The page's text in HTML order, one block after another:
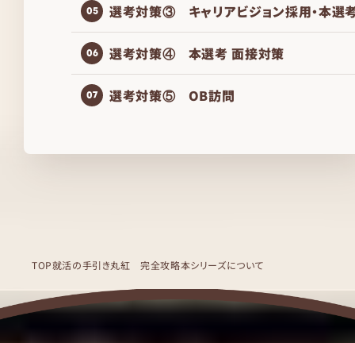
05 選考対策③ キャリアビジョン採用・本選
06 選考対策④ 本選考 面接対策
07 選考対策⑤ OB訪問
TOP就活の手引き丸紅 完全攻略本シリーズについて